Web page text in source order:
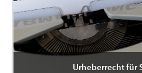
Urheberrecht für